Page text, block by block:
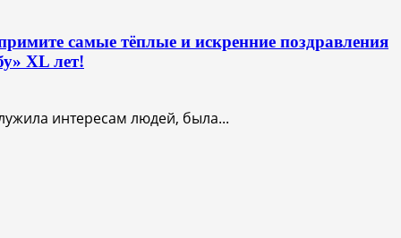
самые тёплые и искренние поздравления
XL лет!
интересам людей, была...